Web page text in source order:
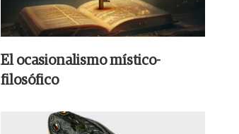
El ocasionalismo místico-
filosófico